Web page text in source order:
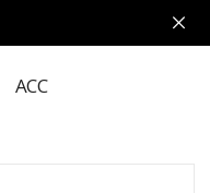
ACC